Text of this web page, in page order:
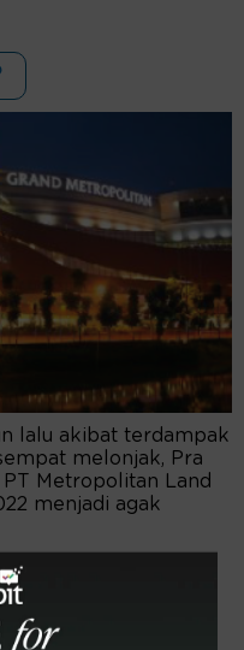
lalu akibat terdampak
melonjak, Pra
Metropolitan Land
menjadi agak